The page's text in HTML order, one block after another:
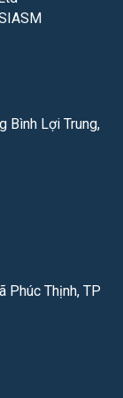
Bình Lợi Trung,
Phúc Thịnh, TP